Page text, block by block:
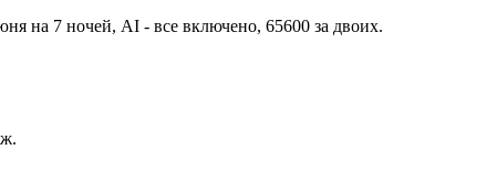
7 ночей, AI - все включено, 65600 за двоих.